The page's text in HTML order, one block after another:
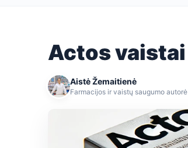
Actos vaistai
Aistė Žemaitienė
Farmacijos ir vaistų saugumo autorė